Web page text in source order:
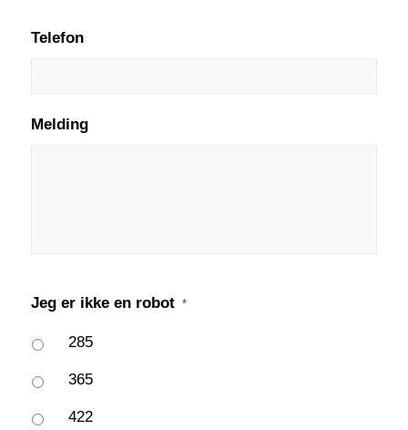
Telefon
Melding
Jeg er ikke en robot *
285
365
422